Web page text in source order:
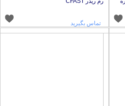
تماس بگیرید